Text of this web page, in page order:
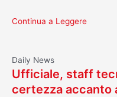
Continua a Leggere
Daily News
Ufficiale, staff
certezza accanto